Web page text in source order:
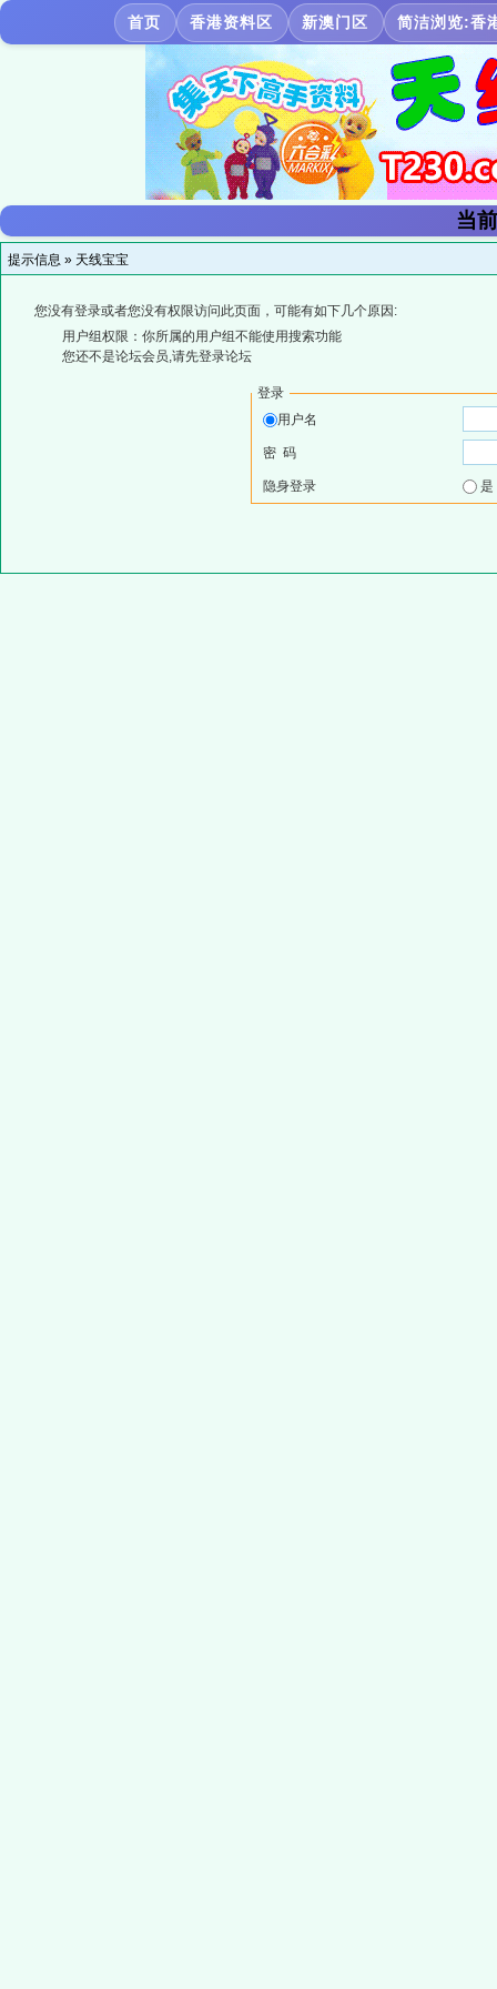
首页 香港资料区 新澳门区 简洁浏览:香
当
提示信息 » 天线宝宝
您没有登录或者您没有权限访问此页面，可能有如下几个原因:
用户组权限：你所属的用户组不能使用搜索功能
您还不是论坛会员,请先登录论坛
登录
用户名
密 码
隐身登录